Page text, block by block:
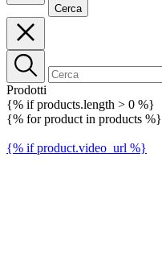
Cerca
Prodotti
{% if products.length > 0 %}
{% for product in products %}
{% if product.video_url %}